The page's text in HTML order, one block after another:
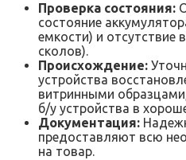
Проверка состояния:
состояние
емкости) и отсутствие
сколов).
Происхождение:
устройства
витринными
б/у устройства в
Документация:
предоставляют всю
на товар.